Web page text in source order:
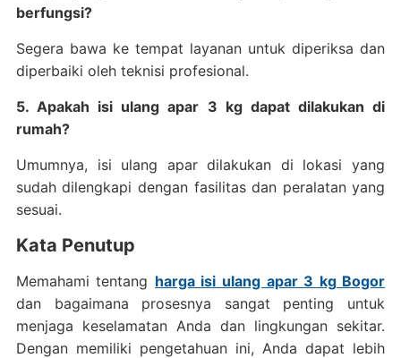
berfungsi?
Segera bawa ke tempat layanan untuk diperiksa dan
diperbaiki oleh teknisi profesional.
5. Apakah isi ulang apar 3 kg dapat dilakukan di
rumah?
Umumnya, isi ulang apar dilakukan di lokasi yang
sudah dilengkapi dengan fasilitas dan peralatan yang
sesuai.
Kata Penutup
Memahami tentang harga isi ulang apar 3 kg Bogor
dan bagaimana prosesnya sangat penting untuk
menjaga keselamatan Anda dan lingkungan sekitar.
Dengan memiliki pengetahuan ini, Anda dapat lebih